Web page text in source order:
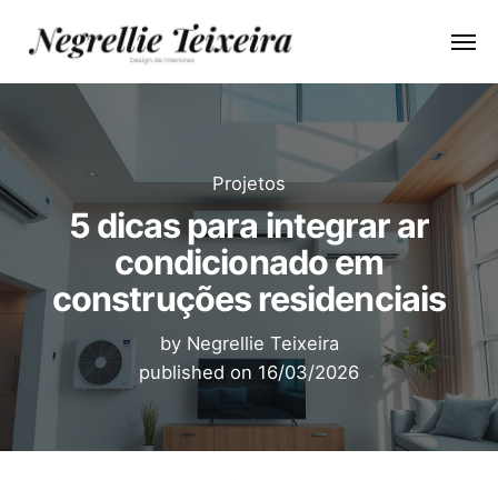
Projetos
5 dicas para integrar ar
condicionado em
construções residenciais
by Negrellie Teixeira
published on 16/03/2026